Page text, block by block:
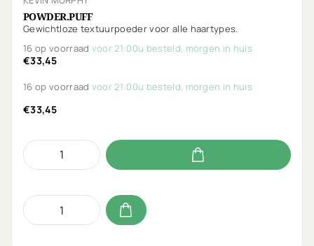
POWDER.PUFF
Gewichtloze textuurpoeder voor alle haartypes.
16 op voorraad voor 21:00u besteld, morgen in huis
€33,45
16 op voorraad voor 21:00u besteld, morgen in huis
€33,45